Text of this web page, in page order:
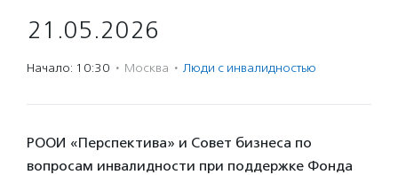
21.05.2026
Начало: 10:30 · Москва · Люди с инвалидностью
РООИ «Перспектива» и Совет бизнеса по
вопросам инвалидности при поддержке Фонда